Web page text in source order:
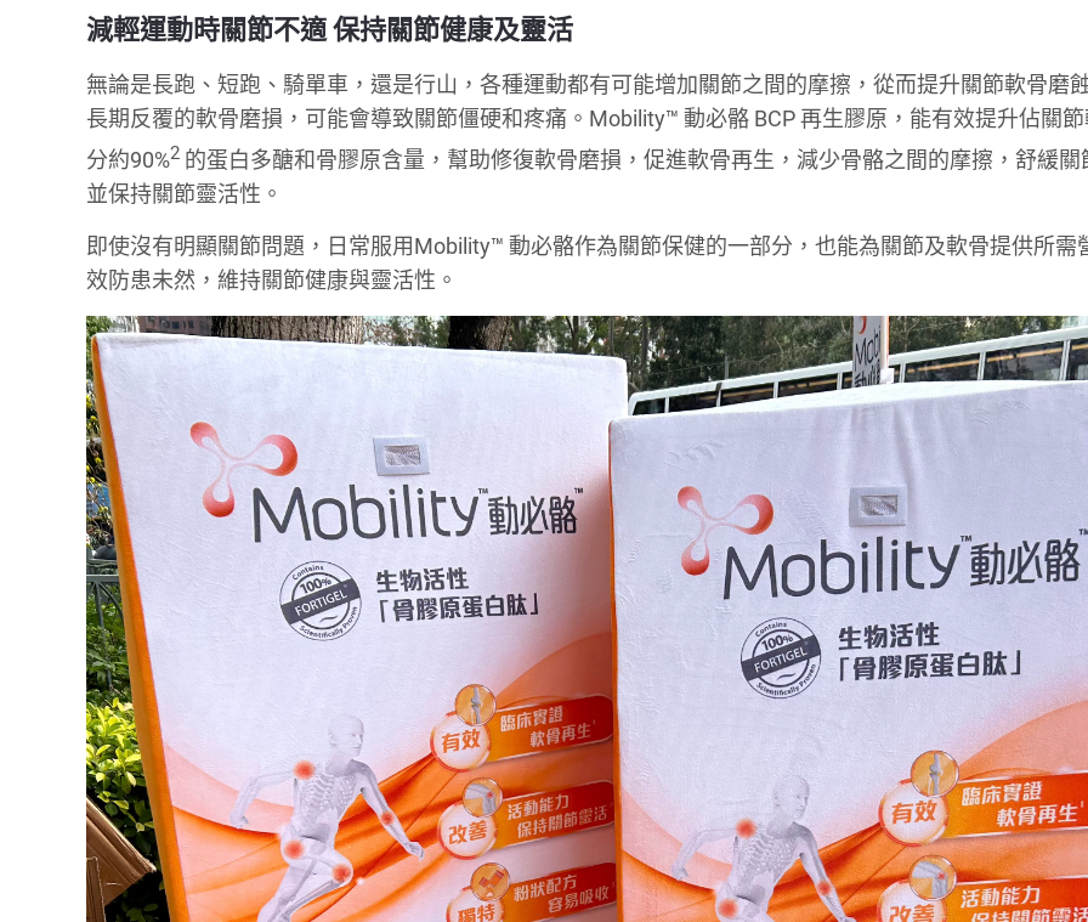
減輕運動時關節不適 保持關節健康及靈活
無論是長跑、短跑、騎單車，還是行山，各種運動都有可能增加關節之間的摩擦，從而提升關節軟骨磨
長期反覆的軟骨磨損，可能會導致關節僵硬和疼痛。Mobility™ 動必骼 BCP 再生膠原，能有效提升佔關
分約90%2 的蛋白多醣和骨膠原含量，幫助修復軟骨磨損，促進軟骨再生，減少骨骼之間的摩擦，舒緩關
並保持關節靈活性。
即使沒有明顯關節問題，日常服用Mobility™ 動必骼作為關節保健的一部分，也能為關節及軟骨提供所需
效防患未然，維持關節健康與靈活性。